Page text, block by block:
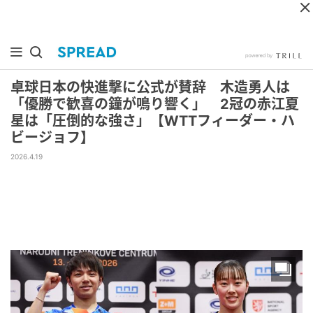
卓球日本の快進撃に公式が賛辞 木造勇人は
「優勝で歓喜の鐘が鳴り響く」 2冠の赤江夏
星は「圧倒的な強さ」【WTTフィーダー・ハ
ビージョフ】
2026.4.19